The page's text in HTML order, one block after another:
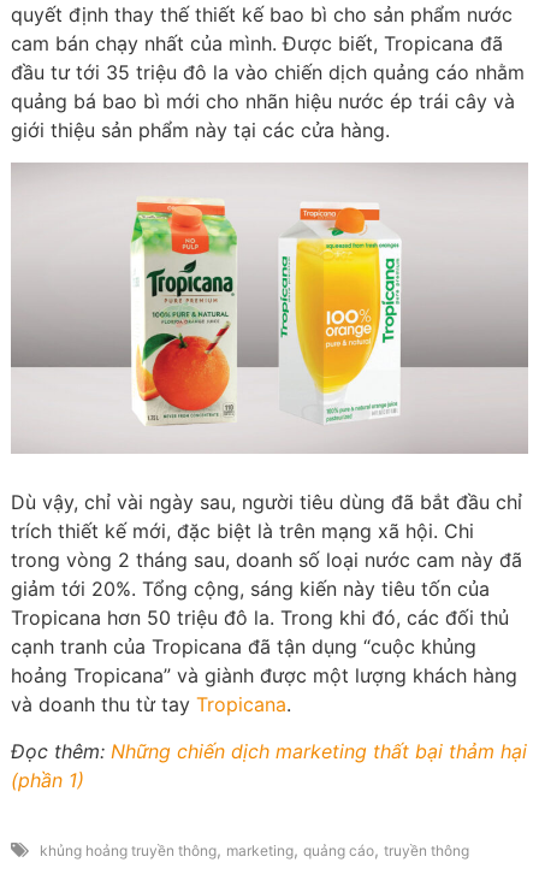
quyết định thay thế thiết kế bao bì cho sản phẩm nước
cam bán chạy nhất của mình. Được biết, Tropicana đã
đầu tư tới 35 triệu đô la vào chiến dịch quảng cáo nhằm
quảng bá bao bì mới cho nhãn hiệu nước ép trái cây và
giới thiệu sản phẩm này tại các cửa hàng.
Dù vậy, chỉ vài ngày sau, người tiêu dùng đã bắt đầu chỉ
trích thiết kế mới, đặc biệt là trên mạng xã hội. Chi
trong vòng 2 tháng sau, doanh số loại nước cam này đã
giảm tới 20%. Tổng cộng, sáng kiến này tiêu tốn của
Tropicana hơn 50 triệu đô la. Trong khi đó, các đối thủ
cạnh tranh của Tropicana đã tận dụng “cuộc khủng
hoảng Tropicana” và giành được một lượng khách hàng
và doanh thu từ tay Tropicana.
Đọc thêm: Những chiến dịch marketing thất bại thảm hại
(phần 1)
khủng hoảng truyền thông, marketing, quảng cáo, truyền thông